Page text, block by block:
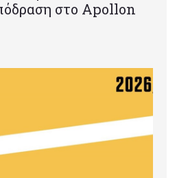
στο Apollon